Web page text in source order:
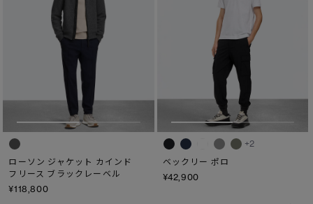
ローソン ジャケット カインド
フリース ブラックレーベル
¥118,800
+2
ベックリー ポロ
¥42,900